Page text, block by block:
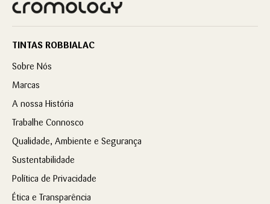
TINTAS ROBBIALAC
Sobre Nós
Marcas
A nossa História
Trabalhe Connosco
Qualidade, Ambiente e Segurança
Sustentabilidade
Política de Privacidade
Ética e Transparência